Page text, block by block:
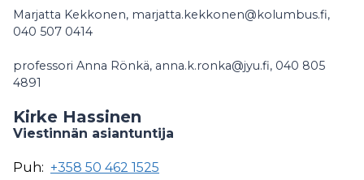
Marjatta Kekkonen, marjatta.kekkonen@kolumbus.fi,
040 507 0414
professori Anna Rönkä, anna.k.ronka@jyu.fi, 040 805
4891
Kirke Hassinen
Viestinnän asiantuntija
Puh: +358 50 462 1525